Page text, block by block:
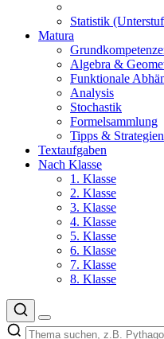
Statistik
Matura
Algebra &
Funktionale
Analysis
Stochastik
Formelsammlung
Tipps & Strategien
Textaufgaben
Nach Klasse
1. Klasse
2. Klasse
3. Klasse
4. Klasse
5. Klasse
6. Klasse
7. Klasse
8. Klasse